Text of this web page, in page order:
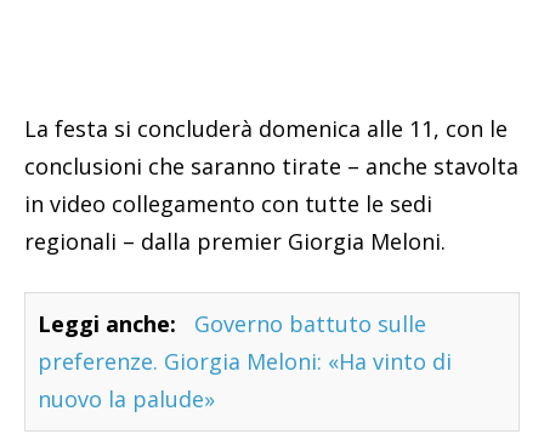
La festa si concluderà domenica alle 11, con le
conclusioni che saranno tirate – anche stavolta
in video collegamento con tutte le sedi
regionali – dalla premier Giorgia Meloni.
Leggi anche:
Governo battuto sulle
preferenze. Giorgia Meloni: «Ha vinto di
nuovo la palude»